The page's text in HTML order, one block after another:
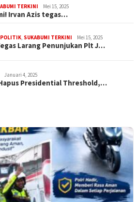
TERKINI Mei 15, 2025
Irvan Azis tegas…
POLITIK SUKABUMI TERKINI Mei 15, 2025
Larang Penunjukan Plt J…
Januari 4, 2025
Presidential Threshold,…